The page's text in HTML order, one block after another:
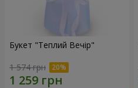
Букет "Теплий Вечір"
1 574 грн